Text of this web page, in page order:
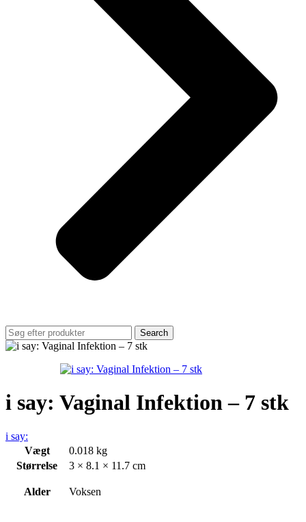
Search
i say: Vaginal Infektion – 7 stk
i say:
Vægt
0.018 kg
Størrelse
3 × 8.1 × 11.7 cm
Alder Voksen